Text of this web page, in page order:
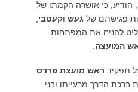
, הודיע, כי אושרה הקמתו של
פגישתם של געש וקעטבי
להניח את המפתחות
המועצה
תפקיד ראש מועצת פרדס
ברכת הדרך מרעייתו ובני